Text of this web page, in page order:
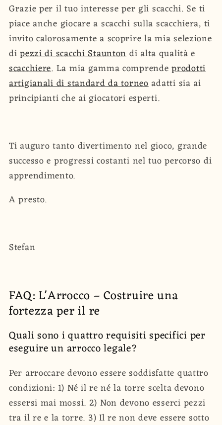
Grazie per il tuo interesse per gli scacchi. Se ti
piace anche giocare a scacchi sulla scacchiera, ti
invito calorosamente a scoprire la mia selezione
dipezzi di scacchi Stauntondi alta qualità e
scacchiere. La mia gamma comprendeprodotti
artigianali di standard da torneoadatti sia ai
principianti che ai giocatori esperti.
Ti auguro tanto divertimento nel gioco, grande
successo e progressi costanti nel tuo percorso di
apprendimento.
A presto.
Stefan
FAQ: L'Arrocco – Costruire una
fortezza per il re
Quali sono i quattro requisiti specifici per
eseguire un arrocco legale?
Per arroccare devono essere soddisfatte quattro
condizioni: 1) Né il re né la torre scelta devono
essersi mai mossi. 2) Non devono esserci pezzi
tra il re e la torre. 3) Il re non deve essere sotto